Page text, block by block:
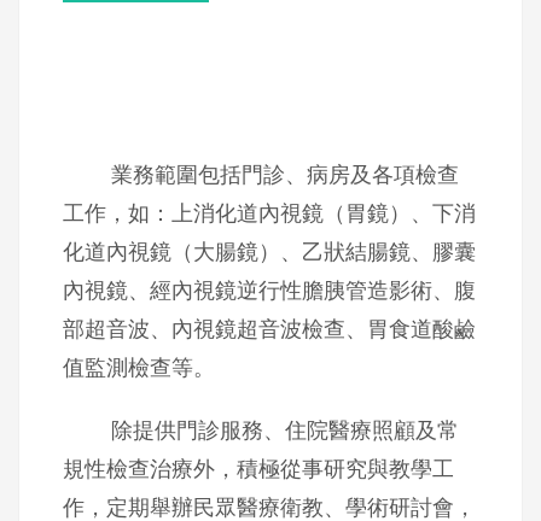
業務範圍包括門診、病房及各項檢查
工作，如：上消化道內視鏡（胃鏡）、下消
化道內視鏡（大腸鏡）、乙狀結腸鏡、膠囊
內視鏡、經內視鏡逆行性膽胰管造影術、腹
部超音波、內視鏡超音波檢查、胃食道酸鹼
值監測檢查等。
除提供門診服務、住院醫療照顧及常
規性檢查治療外，積極從事研究與教學工
作，定期舉辦民眾醫療衛教、學術研討會，